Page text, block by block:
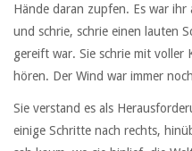
Hände daran zupfen. Es war
und schrie, schrie einen lauten
gereift war. Sie schrie mit
hören. Der Wind war immer
Sie verstand es als
einige Schritte nach rechts,